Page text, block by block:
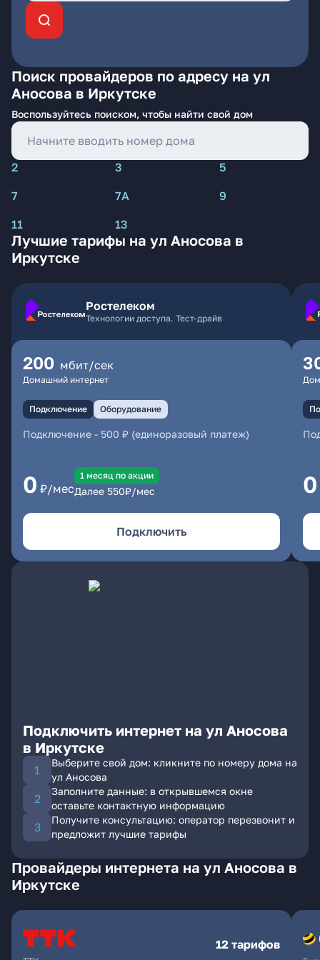
Поиск провайдеров по адресу на ул
Аносова в Иркутске
Воспользуйтесь поиском, чтобы найти свой дом
2 3
5
7
7А
9
11
13
Лучшие тарифы на ул Аносова в
Иркутске
Ростелеком
Технологии доступа. Тест-драйв
200 мбит/сек
Домашний интернет
Подключение Оборудование
Подключение - 500 ₽ (единоразовый платеж)
0 ₽/мес
1 месяц по акции
Далее 550₽/мес
Подключить
0
Подключить интернет на ул Аносова
в Иркутске
Выберите свой дом: кликните по номеру дома на
ул Аносова
Заполните данные: в открывшемся окне
оставьте контактную информацию
Получите консультацию: оператор перезвонит и
предложит лучшие тарифы
Провайдеры интернета на ул Аносова в
Иркутске
12 тарифов